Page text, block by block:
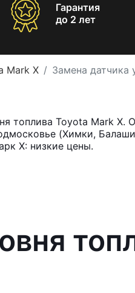
Гарантия
до 2 лет
Mark X Замена датчика
топлива Toyota Mark X.
(Химки,
Х: низкие цены.